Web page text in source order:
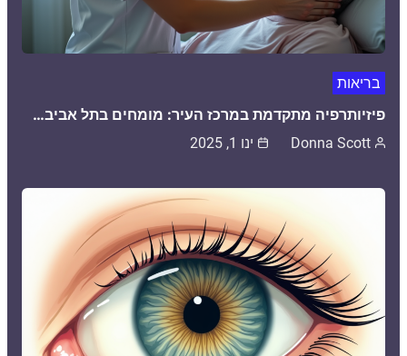
בריאות
פיזיותרפיה מתקדמת במרכז העיר: מומחים בתל אביב…
Donna Scott ינו 1, 2025